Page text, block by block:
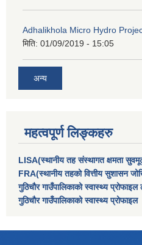
Adhalikhola Micro Hydro
मिति: 01/09/2019 - 15:05
अन्य
महत्वपूर्ण लिङ्कहरु
LISA(स्थानीय तह संस्थागत क्षमता
FRA(स्थानीय तहको वित्तीय सुशासन
गुठिचौर गाउँपालिकाको स्वास्थ्य प्रोफाइल
गुठिचौर गाउँपालिकाको स्वास्थ्य प्रोफाइल